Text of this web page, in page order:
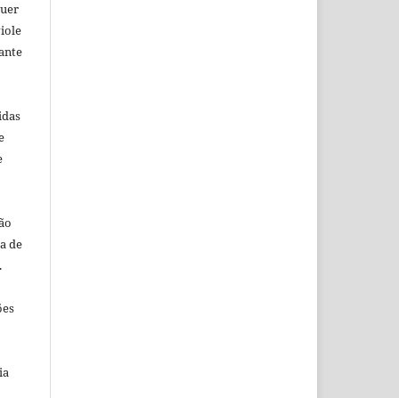
de